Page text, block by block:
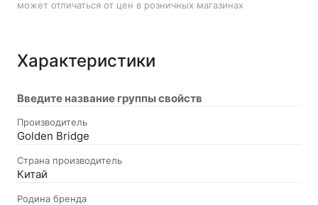
может отличаться от цен в розничных магазинах
Характеристики
Введите название группы свойств
Производитель
Golden Bridge
Страна производитель
Китай
Родина бренда